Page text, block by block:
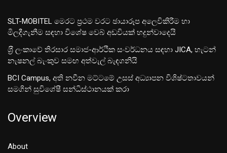
SLT-MOBITEL මෙරට ප්‍රථම වරට ඡායාරූප අලෙවිකිරීම හා
මිලදීගැනීම සඳහා විශේෂ වෙබ් අඩවියක් හදුන්වාදෙයි
ශ‍්‍රී ලංකාවේ තිරසාර සමාජ-ආර්ථික සංවර්ධනය සඳහා JICA, හැටන්
නැෂනල් බැංකුව සමඟ අත්වැල් බැඳගනියි
BCI Campus, අති නවීන මට්ටමේ උසස් අධ්‍යාපන විශිෂ්ටතාවයන්
සමගින් සුවිශේෂී සන්ධිස්ථානයක් කරා
Overview
About